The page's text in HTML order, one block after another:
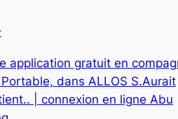
application gratuit en
dans ALLOS S.Aurait
| connexion en ligne Abu